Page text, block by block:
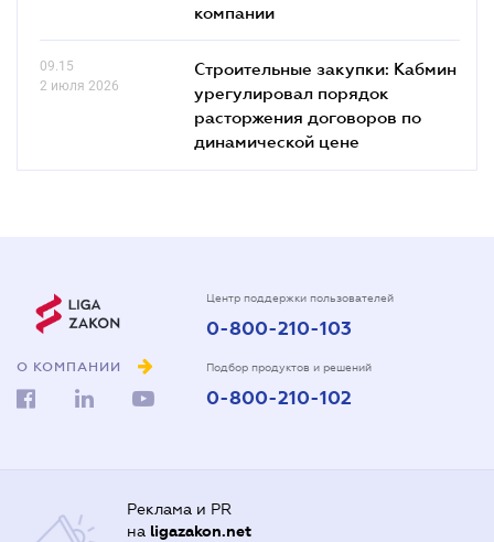
компании
09.15
2 июля 2026
Строительные закупки: Кабмин
урегулировал порядок
расторжения договоров по
динамической цене
О КОМПАНИИ
Центр поддержки пользователей
0-800-210-103
Подбор продуктов и решений
0-800-210-102
Реклама и PR
на ligazakon.net